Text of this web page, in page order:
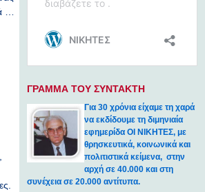
…
ΓΡΑΜΜΑ ΤΟΥ ΣΥΝΤΑΚΤΗ
Για 30 χρόνια είχαμε τη χαρά
να εκδίδουμε τη διμηνιαία
εφημερίδα ΟΙ ΝΙΚΗΤΕΣ, με
θρησκευτικά, κοινωνικά και
πολιτιστικά κείμενα, στην
αρχή σε 40.000 και στη
συνέχεια σε 20.000 αντίτυπα.